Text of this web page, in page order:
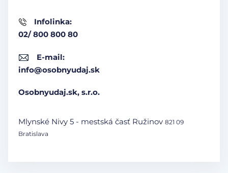
Infolinka:
02/ 800 800 80
E-mail:
info@osobnyudaj.sk
Osobnyudaj.sk, s.r.o.
Mlynské Nivy 5 - mestská časť Ružinov 821 09
Bratislava